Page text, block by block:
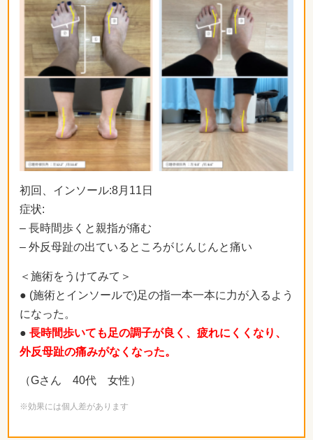
初回、インソール:8月11日
症状:
– 長時間歩くと親指が痛む
– 外反母趾の出ているところがじんじんと痛い
＜施術をうけてみて＞
● (施術とインソールで)足の指一本一本に力が入るよう
になった。
● 長時間歩いても足の調子が良く、疲れにくくなり、
外反母趾の痛みがなくなった。
（Gさん 40代 女性）
※効果には個人差があります